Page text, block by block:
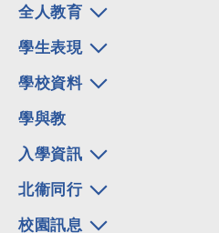
全人教育
學生表現
學校資料
學與教
入學資訊
北衞同行
校園訊息